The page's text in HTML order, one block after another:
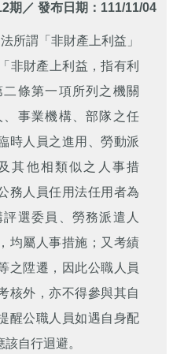
期 ／ 發布日期：111/11/04
所謂「非財產上利益」
非財產上利益，指有利
條第一項所列之機關
、事業機構、部隊之任
時人員之進用、勞動派
其他相類似之人事措
務人員任用法任用者為
選委員、勞務派遣人
均屬人事措施；又考績
之陞遷，因此公職人員
核外，亦不得參與其自
醒公職人員如遇自身配
自行迴避。